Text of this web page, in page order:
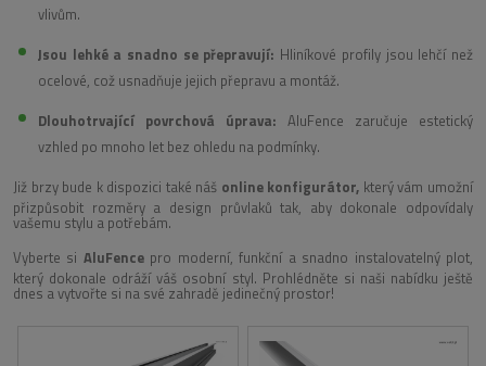
vlivům.
Jsou lehké a snadno se přepravují: Hliníkové profily jsou lehčí než
ocelové, což usnadňuje jejich přepravu a montáž.
Dlouhotrvající povrchová úprava: AluFence zaručuje estetický
vzhled po mnoho let bez ohledu na podmínky.
Již brzy bude k dispozici také náš online konfigurátor, který vám umožní
přizpůsobit rozměry a design průvlaků tak, aby dokonale odpovídaly
vašemu stylu a potřebám.
Vyberte si AluFencepro moderní, funkční a snadno instalovatelný plot,
který dokonale odráží váš osobní styl. Prohlédněte si naši nabídku ještě
dnes a vytvořte si na své zahradě jedinečný prostor!